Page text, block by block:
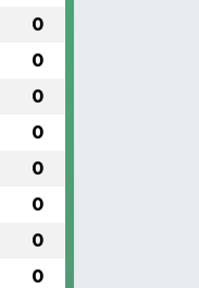
0
0
0
0
0
0
0
0